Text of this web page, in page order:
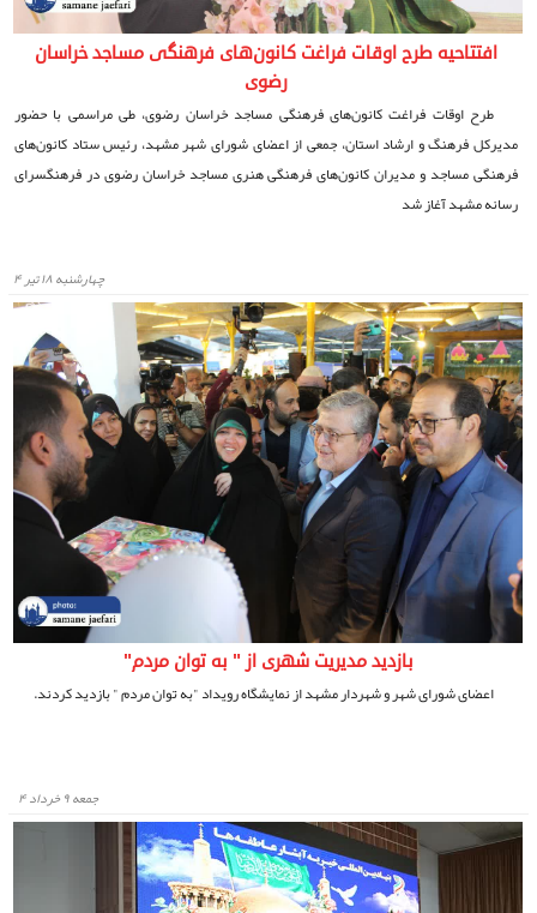
افتتاحیه طرح اوقات فراغت کانون‌های فرهنگی مساجد خراسان
رضوی
طرح اوقات فراغت کانون‌های فرهنگی مساجد خراسان رضوی، طی مراسمی با حضور
مدیرکل فرهنگ و ارشاد استان، جمعی از اعضای شورای شهر مشهد، رئیس ستاد کانون‌های
فرهنگی مساجد و مدیران کانون‌های فرهنگی هنری مساجد خراسان رضوی در فرهنگسرای
رسانه مشهد آغاز شد
چهارشنبه ۱۸ تیر ۴
بازدید مدیریت شهری از " به توان مردم"
اعضای شورای شهر و شهردار مشهد از نمایشگاه رویداد "به توان مردم " بازدید کردند.
جمعه ۹ خرداد ۴